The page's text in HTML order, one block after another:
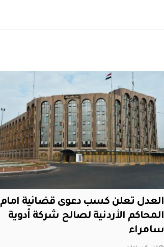
العدل تعلن كسب دعوى قضائية امام
المحاكم الأردنية لصالح شركة أدوية
سامراء